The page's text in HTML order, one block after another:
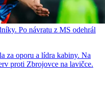
Po návratu z MS odehrál
za oporu a lídra kabiny. Na
proti Zbrojovce na lavičce.